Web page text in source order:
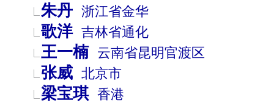
朱丹 浙江省金华
歌洋 吉林省通化
王一楠 云南省昆明官渡区
张威 北京市
梁宝琪 香港